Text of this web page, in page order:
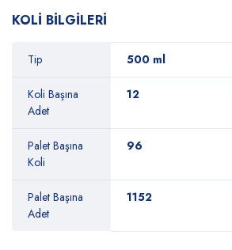
KOLİ BİLGİLERİ
Tip 500 ml
Koli Başına
Adet
12
Palet Başına
Koli
96
Palet Başına
Adet
1152